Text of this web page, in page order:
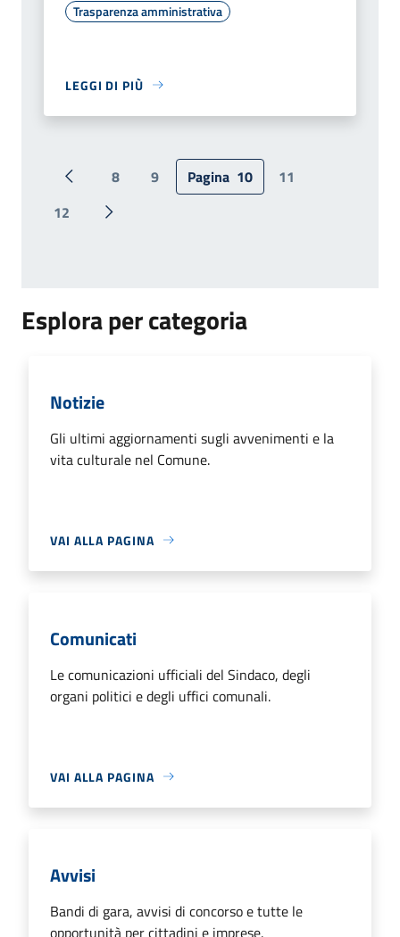
Trasparenza amministrativa
LEGGI DI PIÙ
Pagina precedente
8 9 Pagina 10
11
12
Pagina successiva
Esplora per categoria
Notizie
Gli ultimi aggiornamenti sugli avvenimenti e la
vita culturale nel Comune.
VAI ALLA PAGINA
Comunicati
Le comunicazioni ufficiali del Sindaco, degli
organi politici e degli uffici comunali.
VAI ALLA PAGINA
Avvisi
Bandi di gara, avvisi di concorso e tutte le
opportunità per cittadini e imprese.